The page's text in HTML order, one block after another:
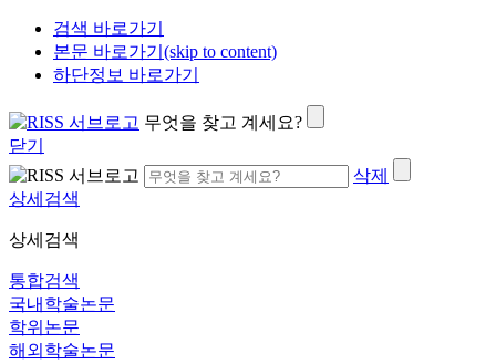
검색 바로가기
본문 바로가기(skip to content)
하단정보 바로가기
무엇을 찾고 계세요?
닫기
삭제
상세검색
상세검색
통합검색
국내학술논문
학위논문
해외학술논문